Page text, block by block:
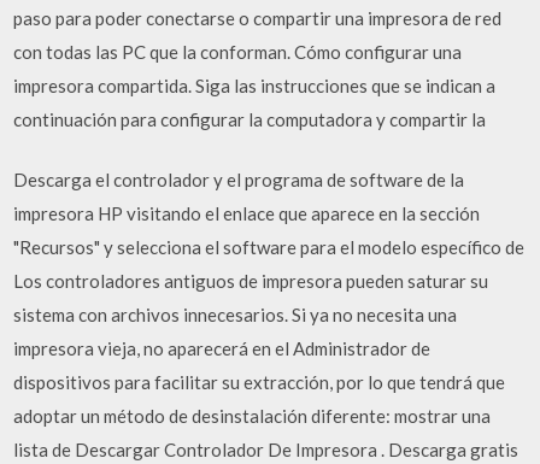
paso para poder conectarse o compartir una impresora de red
con todas las PC que la conforman. Cómo configurar una
impresora compartida. Siga las instrucciones que se indican a
continuación para configurar la computadora y compartir la
Descarga el controlador y el programa de software de la
impresora HP visitando el enlace que aparece en la sección
"Recursos" y selecciona el software para el modelo específico de
Los controladores antiguos de impresora pueden saturar su
sistema con archivos innecesarios. Si ya no necesita una
impresora vieja, no aparecerá en el Administrador de
dispositivos para facilitar su extracción, por lo que tendrá que
adoptar un método de desinstalación diferente: mostrar una
lista de Descargar Controlador De Impresora . Descarga gratis